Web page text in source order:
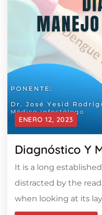
ENERO 12, 2023
Diagnóstico Y
It is a long
distracted by the
when looking at its